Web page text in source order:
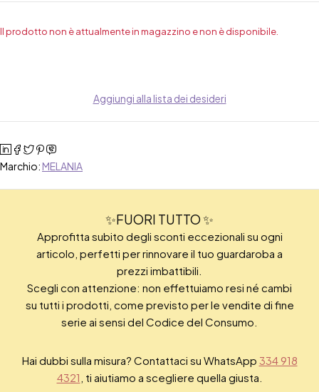
Il prodotto non è attualmente in magazzino e non è disponibile.
Aggiungi alla lista dei desideri
Marchio: MELANIA
✨FUORI TUTTO ✨
Approfitta subito degli sconti eccezionali su ogni
articolo, perfetti per rinnovare il tuo guardaroba a
prezzi imbattibili.
Scegli con attenzione: non effettuiamo resi né cambi
su tutti i prodotti, come previsto per le vendite di fine
serie ai sensi del Codice del Consumo.
Hai dubbi sulla misura? Contattaci su WhatsApp 334 918
4321 , ti aiutiamo a scegliere quella giusta.